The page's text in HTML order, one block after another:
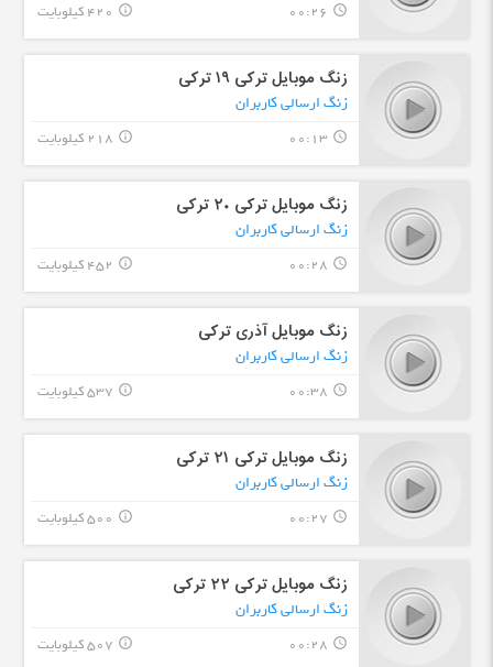
query_builder
00:26 420 کیلوبایت info_outline
زنگ موبایل ترکی ۱٩ ترکی
زنگ ارسالی کاربران
query_builder
00:13 218 کیلوبایت info_outline
زنگ موبایل ترکی ٢٠ ترکی
زنگ ارسالی کاربران
query_builder
00:28 452 کیلوبایت info_outline
زنگ موبایل آذری ترکی
زنگ ارسالی کاربران
query_builder
00:38 537 کیلوبایت info_outline
زنگ موبایل ترکی ٢١ ترکی
زنگ ارسالی کاربران
query_builder
00:27 500 کیلوبایت info_outline
زنگ موبایل ترکی ٢٢ ترکی
زنگ ارسالی کاربران
query_builder
00:28 507 کیلوبایت info_outline